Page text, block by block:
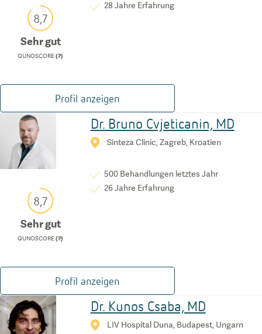
8,7
Sehr gut
QUNOSCORE(?)
28 Jahre Erfahrung
Profil anzeigen
8,7
Sehr gut
QUNOSCORE(?)
Dr. Bruno Cvjeticanin, MD
Sinteza Clinic, Zagreb, Kroatien
500 Behandlungen letztes Jahr
26 Jahre Erfahrung
Profil anzeigen
Dr. Kunos Csaba, MD
LIV Hospital Duna, Budapest, Ungarn